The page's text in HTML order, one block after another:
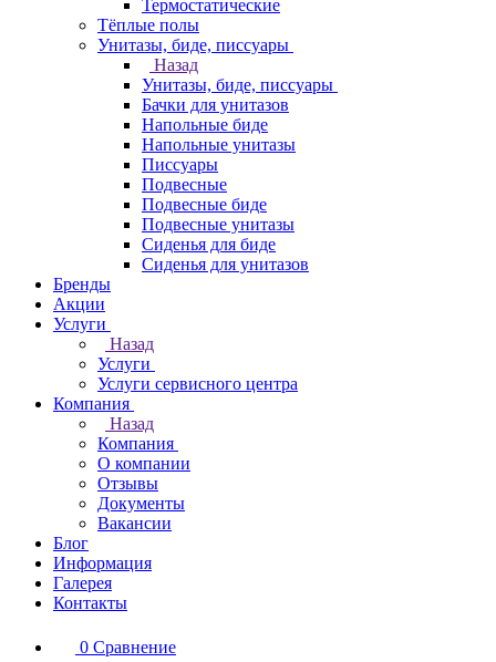
Термостатические
Тёплые полы
Унитазы, биде, писсуары
Назад
Унитазы, биде, писсуары
Бачки для унитазов
Напольные биде
Напольные унитазы
Писсуары
Подвесные
Подвесные биде
Подвесные унитазы
Сиденья для биде
Сиденья для унитазов
Бренды
Акции
Услуги
Назад
Услуги
Услуги сервисного центра
Компания
Назад
Компания
О компании
Отзывы
Документы
Вакансии
Блог
Информация
Галерея
Контакты
0 Сравнение